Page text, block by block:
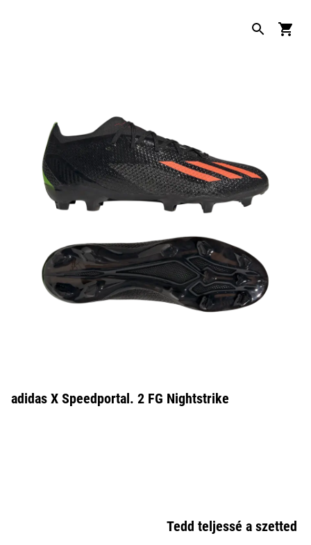
adidas X Speedportal. 2 FG Nightstrike
Tedd teljessé a szetted